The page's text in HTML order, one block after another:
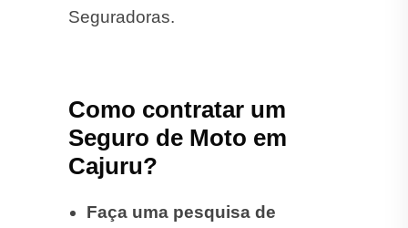
Seguradoras.
Como contratar um
Seguro de Moto em
Cajuru?
Faça uma pesquisa de